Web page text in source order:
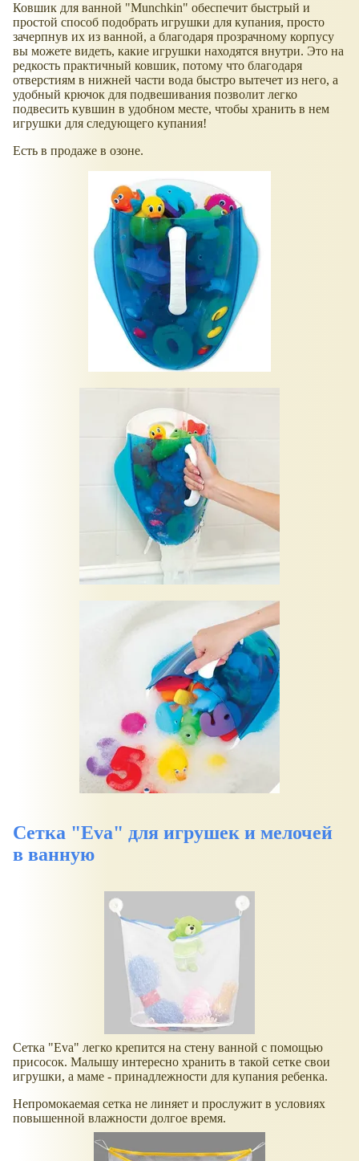
Ковшик для ванной "Munchkin" обеспечит быстрый и
простой способ подобрать игрушки для купания, просто
зачерпнув их из ванной, а благодаря прозрачному корпусу
вы можете видеть, какие игрушки находятся внутри. Это на
редкость практичный ковшик, потому что благодаря
отверстиям в нижней части вода быстро вытечет из него, а
удобный крючок для подвешивания позволит легко
подвесить кувшин в удобном месте, чтобы хранить в нем
игрушки для следующего купания!
Есть в продаже в озоне.
Сетка "Eva" для игрушек и мелочей
в ванную
Сетка "Eva" легко крепится на стену ванной с помощью
присосок. Малышу интересно хранить в такой сетке свои
игрушки, а маме - принадлежности для купания ребенка.
Непромокаемая сетка не линяет и прослужит в условиях
повышенной влажности долгое время.